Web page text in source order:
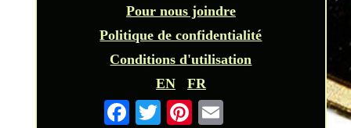
Pour nous joindre
Politique de confidentialité
Conditions d'utilisation
EN
FR